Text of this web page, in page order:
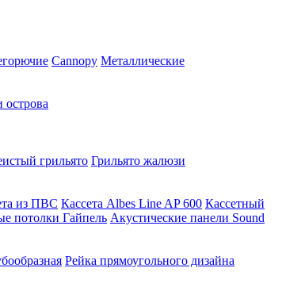
Cannopy Металлические
острова
грильято Грильято жалюзи
из ПВС Кассета Albes Line AP 600 Кассетный
потолки Гайпель Акустические панели Sound
Рейка прямоугольного дизайна